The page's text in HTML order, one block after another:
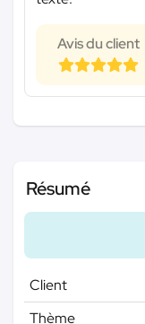
Avis du client
Résumé
Client
Thème